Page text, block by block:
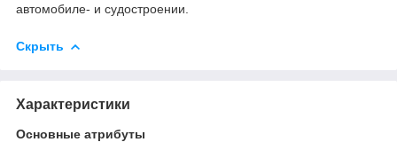
автомобиле- и судостроении.
Скрыть
Характеристики
Основные атрибуты